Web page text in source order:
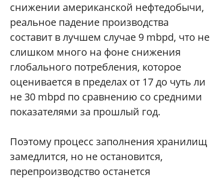
снижении американской нефтедобычи,
реальное падение производства
составит в лучшем случае 9 mbpd, что не
слишком много на фоне снижения
глобального потребления, которое
оценивается в пределах от 17 до чуть ли
не 30 mbpd по сравнению со средними
показателями за прошлый год.
Поэтому процесс заполнения хранилищ
замедлится, но не остановится,
перепроизводство останется